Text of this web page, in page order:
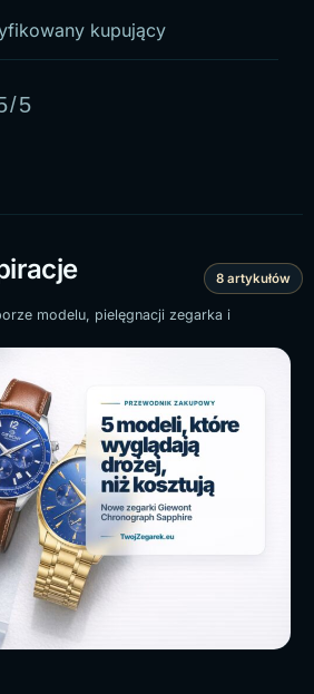
kupujący
5
8 artykułów
modelu, pielęgnacji zegarka i